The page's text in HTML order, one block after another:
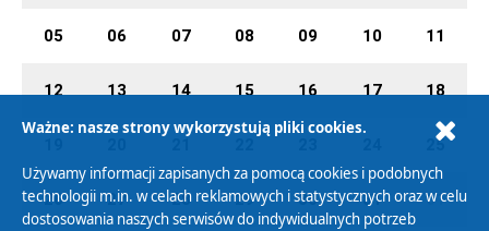
05 06 07 08 09 10 11
12 13 14 15 16 17 18
25
26 27 28 29 30 31 01
Ważne: nasze strony wykorzystują pliki cookies.
Używamy informacji zapisanych za pomocą cookies i podobnych
technologii m.in. w celach reklamowych i statystycznych oraz w celu
dostosowania naszych serwisów do indywidualnych potrzeb